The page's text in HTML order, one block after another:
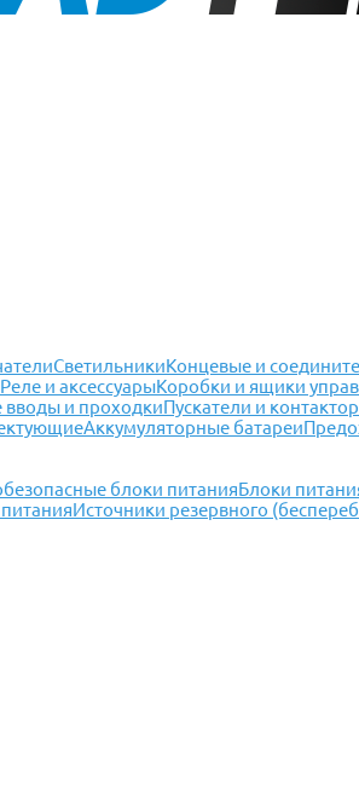
СветильникиКонцевые и
Реле и аксессуарыКоробки и ящики
вводы и проходкиПускатели и
Аккумуляторные батареи
блоки питанияБлоки
Источники резервного